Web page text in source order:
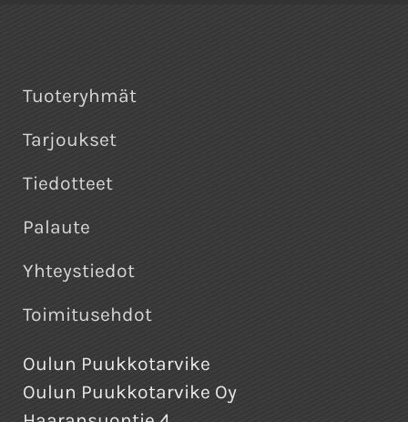
Tuoteryhmät
Tarjoukset
Tiedotteet
Palaute
Yhteystiedot
Toimitusehdot
Oulun Puukkotarvike
Oulun Puukkotarvike Oy